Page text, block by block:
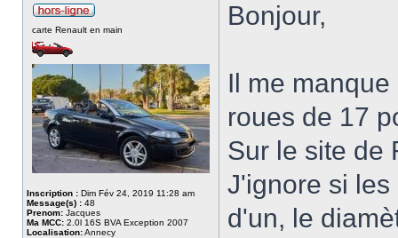
carte Renault en main
Inscription : Dim Fév 24, 2019 11:28 am
Message(s) : 48
Prenom: Jacques
Ma MCC: 2.0l 16S BVA Exception 2007
Localisation:Annecy
Bonjour,
Il me
roues de 17
Sur le site de
J'ignore si
d'un, le